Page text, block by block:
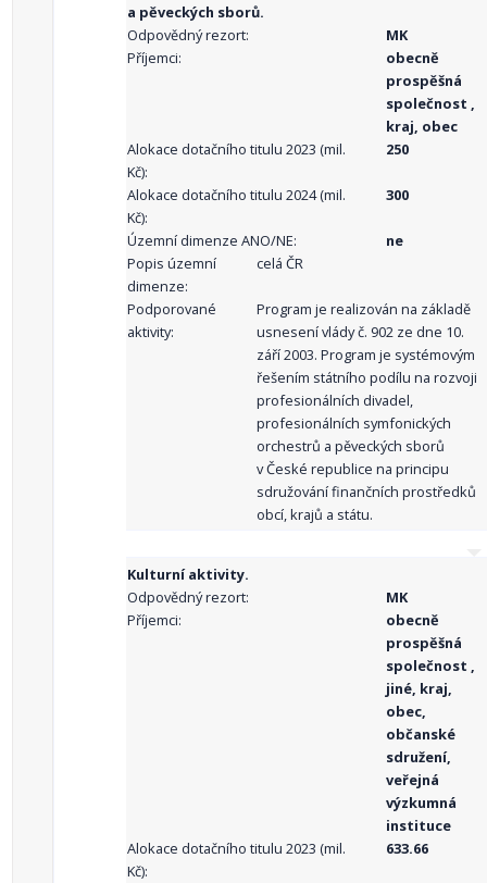
a pěveckých sborů.
Odpovědný rezort:
MK
Příjemci:
obecně
prospěšná
společnost ,
kraj, obec
Alokace dotačního titulu 2023 (mil.
Kč):
250
Alokace dotačního titulu 2024 (mil.
Kč):
300
Územní dimenze ANO/NE:
ne
Popis územní
dimenze:
celá ČR
Podporované
aktivity:
Program je realizován na základě
usnesení vlády č. 902 ze dne 10.
září 2003. Program je systémovým
řešením státního podílu na rozvoji
profesionálních divadel,
profesionálních symfonických
orchestrů a pěveckých sborů
v České republice na principu
sdružování finančních prostředků
obcí, krajů a státu.
Kulturní aktivity.
Odpovědný rezort:
MK
Příjemci:
obecně
prospěšná
společnost ,
jiné, kraj,
obec,
občanské
sdružení,
veřejná
výzkumná
instituce
Alokace dotačního titulu 2023 (mil.
Kč):
633.66